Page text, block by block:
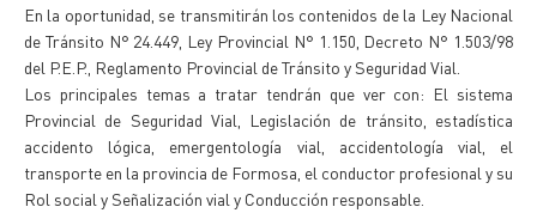
En la oportunidad, se transmitirán los contenidos de la Ley Nacional
de Tránsito N° 24.449, Ley Provincial N° 1.150, Decreto N° 1.503/98
del P.E.P., Reglamento Provincial de Tránsito y Seguridad Vial.
Los principales temas a tratar tendrán que ver con: El sistema
Provincial de Seguridad Vial, Legislación de tránsito, estadística
accidento lógica, emergentología vial, accidentología vial, el
transporte en la provincia de Formosa, el conductor profesional y su
Rol social y Señalización vial y Conducción responsable.